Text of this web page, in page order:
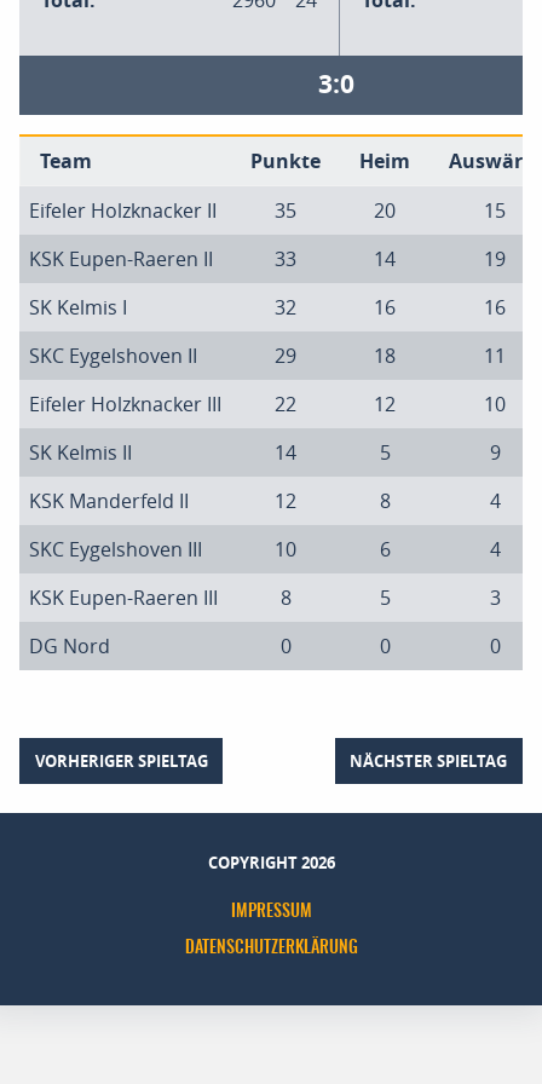
3:0
Team Punkte Heim
Auswärts
Eifeler Holzknacker II
35 20
15
KSK Eupen-Raeren II
33 14
19
SK Kelmis I
32 16
16
SKC Eygelshoven II
29 18
11
Eifeler Holzknacker III
22 12
10
SK Kelmis II
14 5
9
KSK Manderfeld II
12 8
4
SKC Eygelshoven III
10 6
4
KSK Eupen-Raeren III
8 5
3
DG Nord
0 0 0
VORHERIGER SPIELTAG NÄCHSTER SPIELTAG
COPYRIGHT 2026
IMPRESSUM
DATENSCHUTZERKLÄRUNG